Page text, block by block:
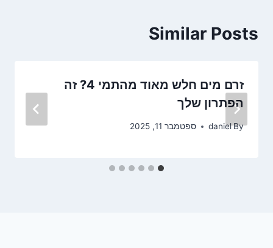
Similar Posts
זרם מים חלש מאוד מהתמי 4? זה
הפתרון שלך
By
daniel ספטמבר 11, 2025